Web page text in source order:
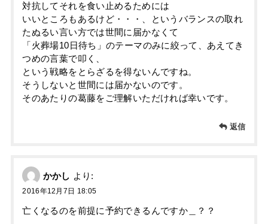
対抗してそれを食い止めるためには
いいところもあるけど・・・、というバランスの取れ
たぬるい言い方では世間に届かなくて
「火葬場10日待ち」のテーマのみに絞って、あえてき
つめの言葉で叩く、
という戦略をとらざるを得ないんですね。
そうしないと世間には届かないのです。
そのあたりの葛藤をご理解いただければ幸いです。
返信
かかし より:
2016年12月7日 18:05
亡くなるのを前提に予約できるんですか＿？？